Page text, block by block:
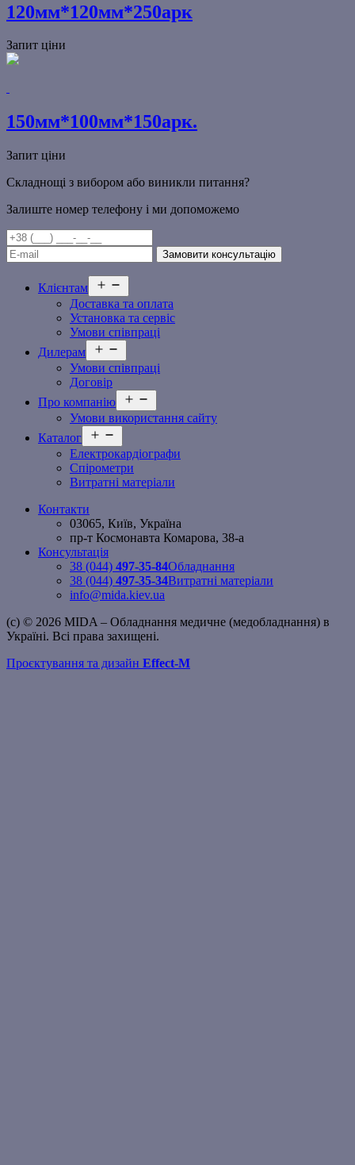
120мм*120мм*250арк
Запит ціни
150мм*100мм*150арк.
Запит ціни
Складнощі з вибором або виникли питання?
Залиште номер телефону і ми допоможемо
Клієнтам
меню
Доставка та оплата
Установка та сервіс
Умови співпраці
Дилерам
меню
Умови співпраці
Договір
Про компанію
меню
Умови використання сайту
Каталог
меню
Електрокардіографи
Спірометри
Витратні матеріали
Контакти
03065, Київ, Україна
пр-т Космонавта Комарова, 38-а
Консультація
38 (044) 497-35-84Обладнання
38 (044) 497-35-34Витратні матеріали
info@mida.kiev.ua
(c) © 2026 MIDA – Обладнання медичне (медобладнання) в
Україні. Всі права захищені.
Проєктування та дизайн Effect-M